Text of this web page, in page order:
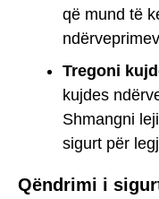
që mund të
Tregoni
kujdes
Shmangni
sigurt për
Qëndrimi i